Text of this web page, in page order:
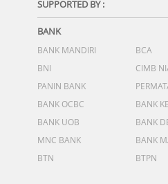
SUPPORTED BY :
BANK
BANK MANDIRI BCA
BNI
CIMB
PANIN BANK
BANK OCBC
BANK
BANK UOB
BANK
MNC BANK
BANK
BTN
BTPN